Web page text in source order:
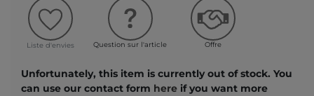
Liste d'envies Question sur l'article Offre
Unfortunately, this item is currently out of stock. You
can use our contact form here if you want more